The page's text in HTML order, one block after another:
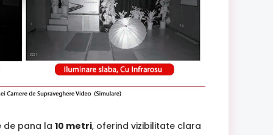
de pana la 10 metri, oferind vizibilitate clara